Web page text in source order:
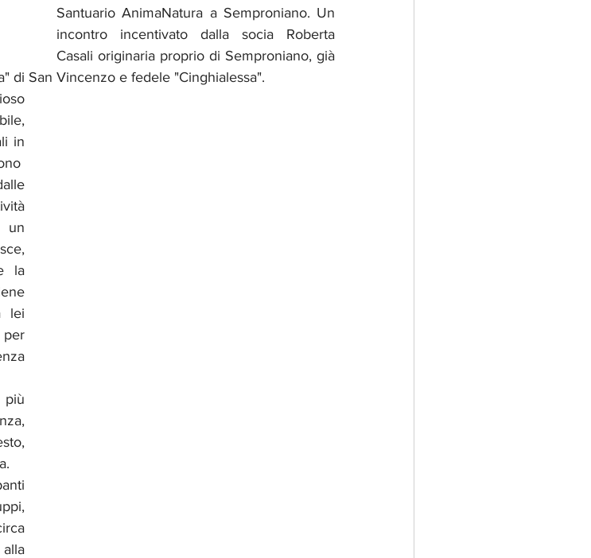
Santuario AnimaNatura a Semproniano. Un
incontro incentivato dalla socia Roberta
Casali originaria proprio di Semproniano, già
di San Vincenzo e fedele "Cinghialessa".
in
la
lei
per
più